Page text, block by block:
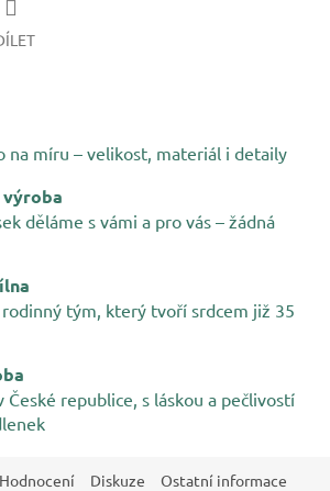
na míru – velikost, materiál i detaily
děláme s vámi a pro vás – žádná
rodinný tým, který tvoří srdcem již 35
České republice, s láskou a pečlivostí
Hodnocení Diskuze Ostatní informace